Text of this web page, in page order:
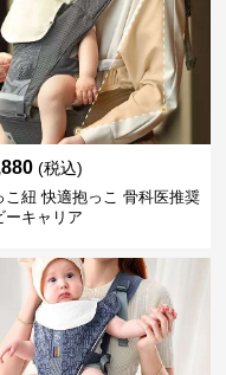
(税込)
こ紐 快適抱っこ 骨科医推奨
ーキャリア